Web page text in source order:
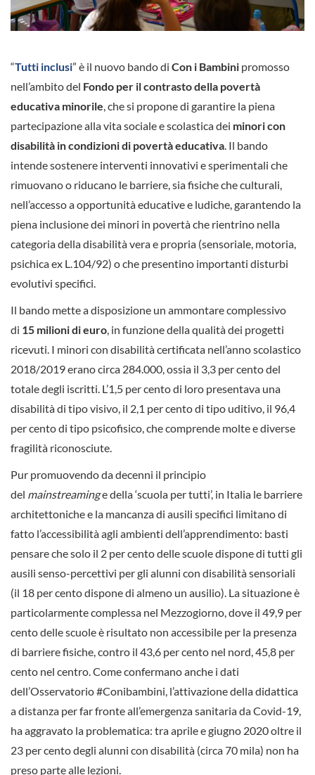
“Tutti inclusi” è il nuovo bando di Con i Bambini promosso
nell’ambito del Fondo per il contrasto della povertà
educativa minorile, che si propone di garantire la piena
partecipazione alla vita sociale e scolastica dei minori con
disabilità in condizioni di povertà educativa. Il bando
intende sostenere interventi innovativi e sperimentali che
rimuovano o riducano le barriere, sia fisiche che culturali,
nell’accesso a opportunità educative e ludiche, garantendo la
piena inclusione dei minori in povertà che rientrino nella
categoria della disabilità vera e propria (sensoriale, motoria,
psichica ex L.104/92) o che presentino importanti disturbi
evolutivi specifici.
Il bando mette a disposizione un ammontare complessivo
di 15 milioni di euro, in funzione della qualità dei progetti
ricevuti. I minori con disabilità certificata nell’anno scolastico
2018/2019 erano circa 284.000, ossia il 3,3 per cento del
totale degli iscritti. L’1,5 per cento di loro presentava una
disabilità di tipo visivo, il 2,1 per cento di tipo uditivo, il 96,4
per cento di tipo psicofisico, che comprende molte e diverse
fragilità riconosciute.
Pur promuovendo da decenni il principio
del mainstreaminge della ‘scuola per tutti’, in Italia le barriere
architettoniche e la mancanza di ausili specifici limitano di
fatto l’accessibilità agli ambienti dell’apprendimento: basti
pensare che solo il 2 per cento delle scuole dispone di tutti gli
ausili senso-percettivi per gli alunni con disabilità sensoriali
(il 18 per cento dispone di almeno un ausilio). La situazione è
particolarmente complessa nel Mezzogiorno, dove il 49,9 per
cento delle scuole è risultato non accessibile per la presenza
di barriere fisiche, contro il 43,6 per cento nel nord, 45,8 per
cento nel centro. Come confermano anche i dati
dell’Osservatorio #Conibambini, l’attivazione della didattica
a distanza per far fronte all’emergenza sanitaria da Covid-19,
ha aggravato la problematica: tra aprile e giugno 2020 oltre il
23 per cento degli alunni con disabilità (circa 70 mila) non ha
preso parte alle lezioni.